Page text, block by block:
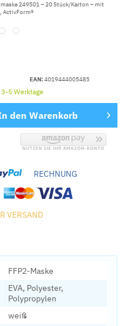
249501 – 20 Stück/Karton – mit
ActivForm®
EAN:4019444005485
5 Werktage
den Warenkorb
RECHNUNG
VERSAND
FFP2-Maske
EVA, Polyester,
Polypropylen
weiß